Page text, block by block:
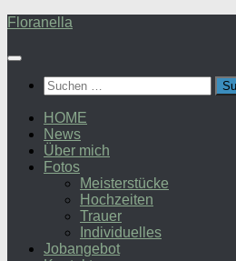
Zum
springen
Floranella
Suchen
nach:
HOME
News
Über mich
Fotos
Meisterstücke
Hochzeiten
Trauer
Individuelles
Jobangebot